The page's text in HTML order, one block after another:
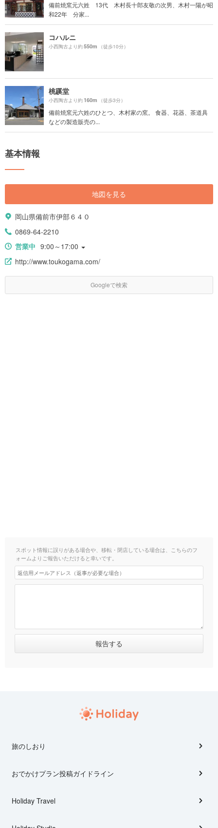
備前焼窯元六姓 13代 木村長十郎友敬の次男、木村一陽が昭
和22年 分家...
コハルニ
小西陶古より約550m （徒歩10分）
桃蹊堂
小西陶古より約160m （徒歩3分）
備前焼窯元六姓のひとつ、木村家の窯。 食器、花器、茶道具
などの製造販売の...
基本情報
地図を見る
岡山県備前市伊部６４０
0869-64-2210
営業中 9:00～17:00
http://www.toukogama.com/
Googleで検索
スポット情報に誤りがある場合や、移転・閉店している場合は、こちらのフ
ォームよりご報告いただけると幸いです。
旅のしおり
おでかけプラン投稿ガイドライン
Holiday Travel